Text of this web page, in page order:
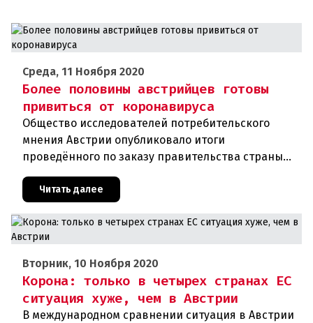
Среда, 11 Ноября 2020
Более половины австрийцев готовы
привиться от коронавируса
Общество исследователей потребительского
мнения Австрии опубликовало итоги
проведённого по заказу правительства страны
соцопроса. В соответствии с ним около 54
процентов граждан республики хотят добро
Читать далее
Вторник, 10 Ноября 2020
Корона: только в четырех странах ЕС
ситуация хуже, чем в Австрии
В международном сравнении ситуация в Австрии